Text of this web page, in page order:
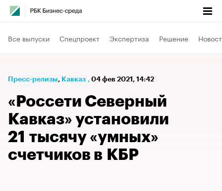
Все выпуски Спецпроект Экспертиза Решение
Пресс-релизы⁠, Кавказ , 04 фев 2021, 14:42
«Россети Северный
Кавказ» установили
21 тысячу «умных»
счетчиков в КБР